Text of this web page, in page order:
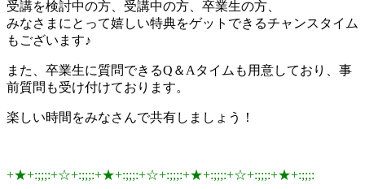
受講を検討中の方、受講中の方、卒業生の方、
みなさまにとって嬉しい特典をゲットできるチャンスタイム
もございます♪
また、卒業生に質問できるQ＆Aタイムも用意しており、事
前質問も受け付けております。
楽しい時間をみなさんで共有しましょう！
+★+:;;;:+☆+:;;;:+★+:;;;:+☆+:;;;:+★+:;;;:+☆+:;;;:+★+:;;;: